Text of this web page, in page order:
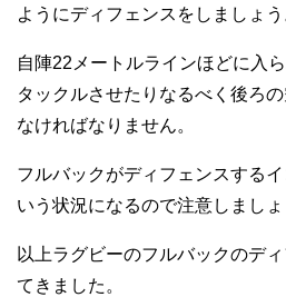
ようにディフェンスをしましょう
自陣22メートルラインほどに入
タックルさせたりなるべく後ろ
なければなりません。
フルバックがディフェンスする
いう状況になるので注意しましょ
以上ラグビーのフルバックのデ
てきました。